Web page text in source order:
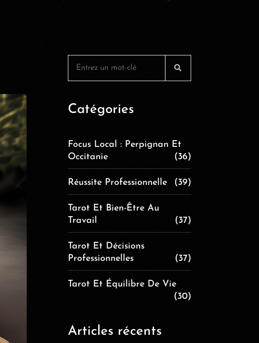
Catégories
Focus Local : Perpignan Et
Occitanie
(36)
Réussite Professionnelle (39)
Tarot Et Bien-Être Au
Travail
(37)
Tarot Et Décisions
Professionnelles
(37)
Tarot Et Équilibre De Vie
(30)
Articles récents